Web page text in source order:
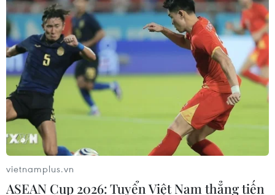
vietnamplus.vn
ASEAN Cup 2026: Tuyển Việt Nam thẳng tiến